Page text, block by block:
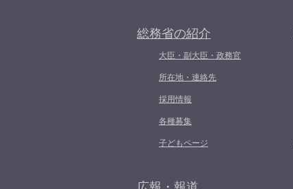
総務省の紹介
大臣・副大臣・政務官
所在地・連絡先
採用情報
各種募集
子どもページ